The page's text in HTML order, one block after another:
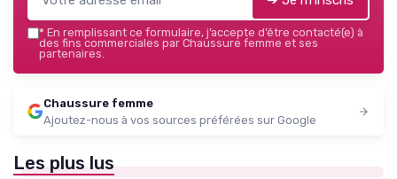
* En remplissant ce formulaire, j’accepte d’être contacté(e) à
des fins commerciales par Chaussure femme et ses
partenaires.
Chaussure femme
Ajoutez-nous à vos sources préférées sur Google
Les plus lus